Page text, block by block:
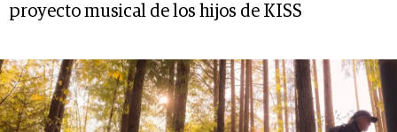
proyecto musical de los hijos de KISS